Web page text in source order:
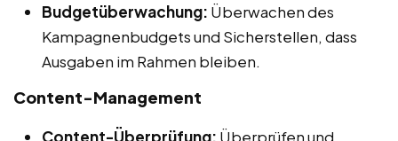
Budgetüberwachung: Überwachen des
Kampagnenbudgets und Sicherstellen, dass
Ausgaben im Rahmen bleiben.
Content-Management
Content-Überprüfung: Überprüfen und